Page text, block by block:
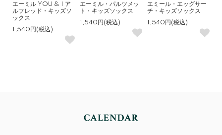
エーミル YOU & I ア
ルフレッド・キッズソ
ックス
1,540円(税込)
エーミル・パルツメッ
ト・キッズソックス
1,540円(税込)
エミール・エッグサー
チ・キッズソックス
1,540円(税込)